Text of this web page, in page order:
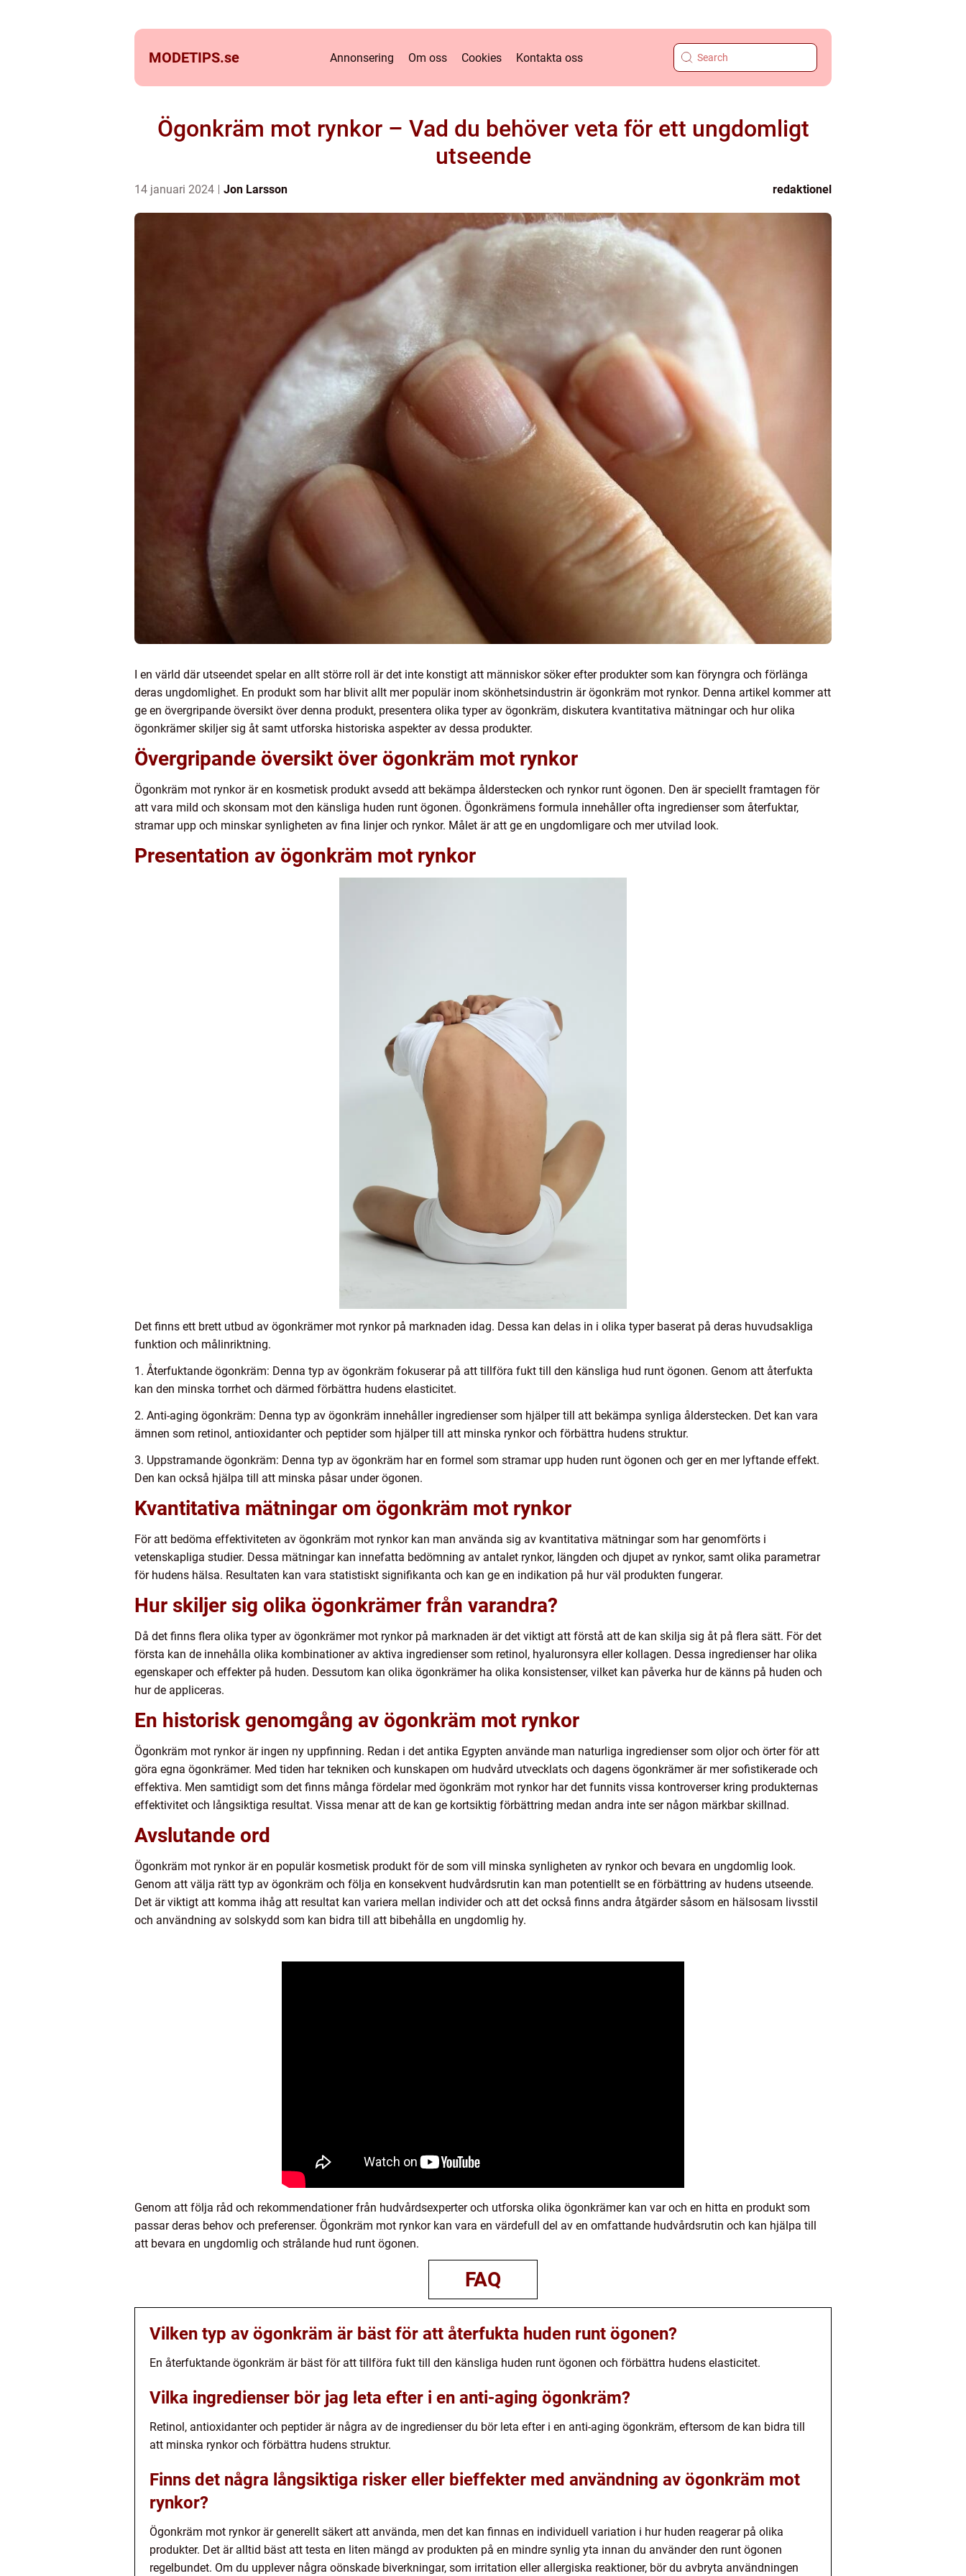
MODETIPS.se Annonsering Om oss Cookies Kontakta oss
Ögonkräm mot rynkor – Vad du behöver veta för ett ungdomligt
utseende
14 januari 2024 Jon Larsson redaktionel
I en värld där utseendet spelar en allt större roll är det inte konstigt att människor söker efter produkter som kan föryngra och förlänga
deras ungdomlighet. En produkt som har blivit allt mer populär inom skönhetsindustrin är ögonkräm mot rynkor. Denna artikel kommer att
ge en övergripande översikt över denna produkt, presentera olika typer av ögonkräm, diskutera kvantitativa mätningar och hur olika
ögonkrämer skiljer sig åt samt utforska historiska aspekter av dessa produkter.
Övergripande översikt över ögonkräm mot rynkor
Ögonkräm mot rynkor är en kosmetisk produkt avsedd att bekämpa ålderstecken och rynkor runt ögonen. Den är speciellt framtagen för
att vara mild och skonsam mot den känsliga huden runt ögonen. Ögonkrämens formula innehåller ofta ingredienser som återfuktar,
stramar upp och minskar synligheten av fina linjer och rynkor. Målet är att ge en ungdomligare och mer utvilad look.
Presentation av ögonkräm mot rynkor
Det finns ett brett utbud av ögonkrämer mot rynkor på marknaden idag. Dessa kan delas in i olika typer baserat på deras huvudsakliga
funktion och målinriktning.
1. Återfuktande ögonkräm: Denna typ av ögonkräm fokuserar på att tillföra fukt till den känsliga hud runt ögonen. Genom att återfukta
kan den minska torrhet och därmed förbättra hudens elasticitet.
2. Anti-aging ögonkräm: Denna typ av ögonkräm innehåller ingredienser som hjälper till att bekämpa synliga ålderstecken. Det kan vara
ämnen som retinol, antioxidanter och peptider som hjälper till att minska rynkor och förbättra hudens struktur.
3. Uppstramande ögonkräm: Denna typ av ögonkräm har en formel som stramar upp huden runt ögonen och ger en mer lyftande effekt.
Den kan också hjälpa till att minska påsar under ögonen.
Kvantitativa mätningar om ögonkräm mot rynkor
För att bedöma effektiviteten av ögonkräm mot rynkor kan man använda sig av kvantitativa mätningar som har genomförts i
vetenskapliga studier. Dessa mätningar kan innefatta bedömning av antalet rynkor, längden och djupet av rynkor, samt olika parametrar
för hudens hälsa. Resultaten kan vara statistiskt signifikanta och kan ge en indikation på hur väl produkten fungerar.
Hur skiljer sig olika ögonkrämer från varandra?
Då det finns flera olika typer av ögonkrämer mot rynkor på marknaden är det viktigt att förstå att de kan skilja sig åt på flera sätt. För det
första kan de innehålla olika kombinationer av aktiva ingredienser som retinol, hyaluronsyra eller kollagen. Dessa ingredienser har olika
egenskaper och effekter på huden. Dessutom kan olika ögonkrämer ha olika konsistenser, vilket kan påverka hur de känns på huden och
hur de appliceras.
En historisk genomgång av ögonkräm mot rynkor
Ögonkräm mot rynkor är ingen ny uppfinning. Redan i det antika Egypten använde man naturliga ingredienser som oljor och örter för att
göra egna ögonkrämer. Med tiden har tekniken och kunskapen om hudvård utvecklats och dagens ögonkrämer är mer sofistikerade och
effektiva. Men samtidigt som det finns många fördelar med ögonkräm mot rynkor har det funnits vissa kontroverser kring produkternas
effektivitet och långsiktiga resultat. Vissa menar att de kan ge kortsiktig förbättring medan andra inte ser någon märkbar skillnad.
Avslutande ord
Ögonkräm mot rynkor är en populär kosmetisk produkt för de som vill minska synligheten av rynkor och bevara en ungdomlig look.
Genom att välja rätt typ av ögonkräm och följa en konsekvent hudvårdsrutin kan man potentiellt se en förbättring av hudens utseende.
Det är viktigt att komma ihåg att resultat kan variera mellan individer och att det också finns andra åtgärder såsom en hälsosam livsstil
och användning av solskydd som kan bidra till att bibehålla en ungdomlig hy.
Genom att följa råd och rekommendationer från hudvårdsexperter och utforska olika ögonkrämer kan var och en hitta en produkt som
passar deras behov och preferenser. Ögonkräm mot rynkor kan vara en värdefull del av en omfattande hudvårdsrutin och kan hjälpa till
att bevara en ungdomlig och strålande hud runt ögonen.
FAQ
Vilken typ av ögonkräm är bäst för att återfukta huden runt ögonen?
En återfuktande ögonkräm är bäst för att tillföra fukt till den känsliga huden runt ögonen och förbättra hudens elasticitet.
Vilka ingredienser bör jag leta efter i en anti-aging ögonkräm?
Retinol, antioxidanter och peptider är några av de ingredienser du bör leta efter i en anti-aging ögonkräm, eftersom de kan bidra till
att minska rynkor och förbättra hudens struktur.
Finns det några långsiktiga risker eller bieffekter med användning av ögonkräm mot
rynkor?
Ögonkräm mot rynkor är generellt säkert att använda, men det kan finnas en individuell variation i hur huden reagerar på olika
produkter. Det är alltid bäst att testa en liten mängd av produkten på en mindre synlig yta innan du använder den runt ögonen
regelbundet. Om du upplever några oönskade biverkningar, som irritation eller allergiska reaktioner, bör du avbryta användningen